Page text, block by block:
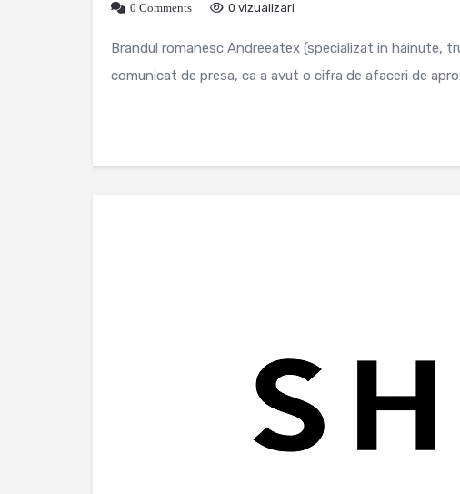
0 Comments
0 vizualizari
Brandul romanesc Andreeatex (specializat in hainute,
comunicat de presa, ca a avut o cifra de afaceri de